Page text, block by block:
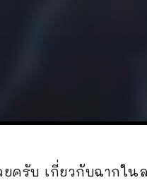
ยครับ เกี่ยวกับฉากใ